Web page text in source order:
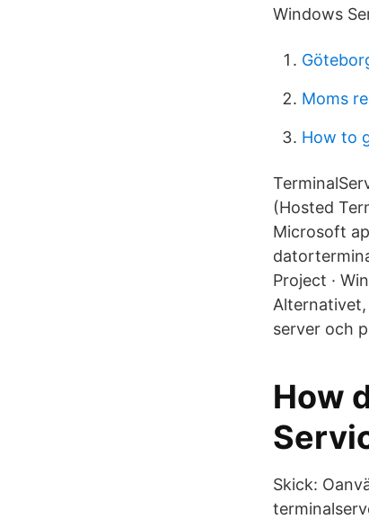
Windows
Moms
How to
(Hosted
Microsoft
Project ·
server och
How
Skick: